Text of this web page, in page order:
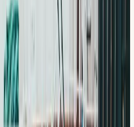
du är nybörjare eller vill ta
har vi rätt upplägg för dig i
67 Norsborg
eller promenad till Hallunda